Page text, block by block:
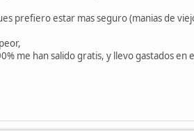
prefiero estar mas seguro (manias de
me han salido gratis, y llevo gastados en